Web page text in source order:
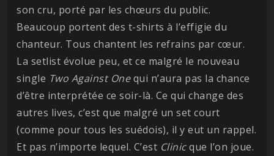
son cru, porté par les chœurs du public.
Beaucoup portent des t-shirts à l’effigie du
chanteur. Tous chantent les refrains par cœur.
La setlist évolue peu, et ce malgré le nouveau
single Two Against Onequi n’aura pas la chance
d’être interprétée ce soir-là. Ce qui change des
autres lives, c’est que malgré un set court
(comme pour tous les suédois), il y eut un rappel.
Et pas n’importe lequel. C’est Clinicque l’on joue.